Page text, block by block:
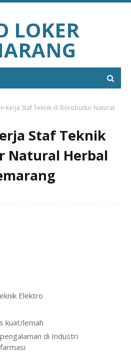
LOKER
Kerja Staf Teknik di Borobudur Natural
Staf Teknik
Natural Herbal
Elektro
kuat/lemah
di Industri